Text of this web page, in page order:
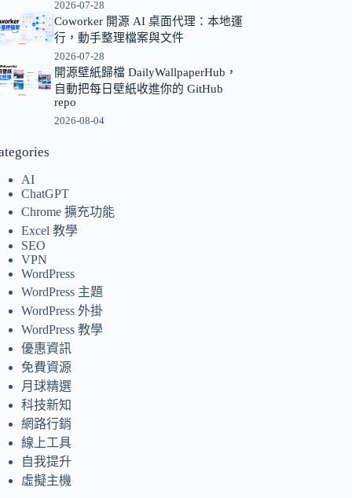
2026-07-28
Coworker 開源 AI 桌面代理：本地運
行，動手整理檔案與文件
2026-07-28
開源壁紙歸檔 DailyWallpaperHub，
自動把每日壁紙收進你的 GitHub
repo
2026-08-04
AI
ChatGPT
Chrome 擴充功能
Excel 教學
SEO
VPN
WordPress
WordPress 主題
WordPress 外掛
WordPress 教學
優惠資訊
免費資源
月球精選
科技新知
網路行銷
線上工具
自我提升
虛擬主機